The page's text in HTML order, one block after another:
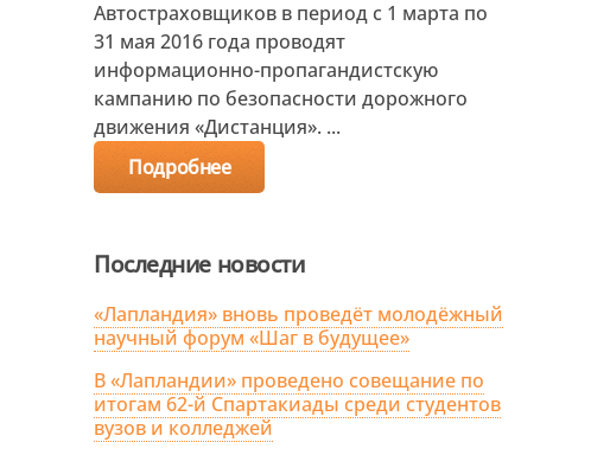
Автостраховщиков в период с 1 марта по
31 мая 2016 года проводят
информационно-пропагандистскую
кампанию по безопасности дорожного
движения «Дистанция». ...
Подробнее
Последние новости
«Лапландия» вновь проведёт молодёжный
научный форум «Шаг в будущее»
В «Лапландии» проведено совещание по
итогам 62-й Спартакиады среди студентов
вузов и колледжей